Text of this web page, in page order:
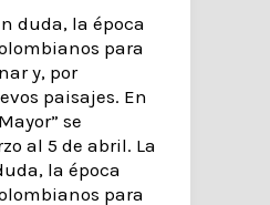
duda, la época
para
y, por
paisajes. En
se
al 5 de abril. La
la época
para